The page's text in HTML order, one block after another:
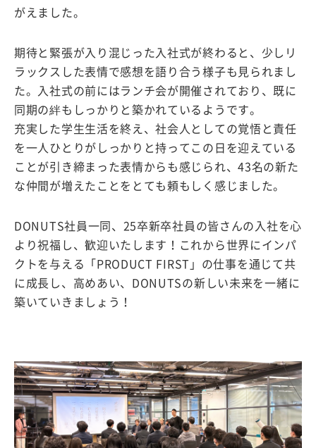
がえました。
期待と緊張が入り混じった入社式が終わると、少しリ
ラックスした表情で感想を語り合う様子も見られまし
た。入社式の前にはランチ会が開催されており、既に
同期の絆もしっかりと築かれているようです。
充実した学生生活を終え、社会人としての覚悟と責任
を一人ひとりがしっかりと持ってこの日を迎えている
ことが引き締まった表情からも感じられ、43名の新た
な仲間が増えたことをとても頼もしく感じました。
DONUTS社員一同、25卒新卒社員の皆さんの入社を心
より祝福し、歓迎いたします！これから世界にインパ
クトを与える「PRODUCT FIRST」の仕事を通じて共
に成長し、高めあい、DONUTSの新しい未来を一緒に
築いていきましょう！